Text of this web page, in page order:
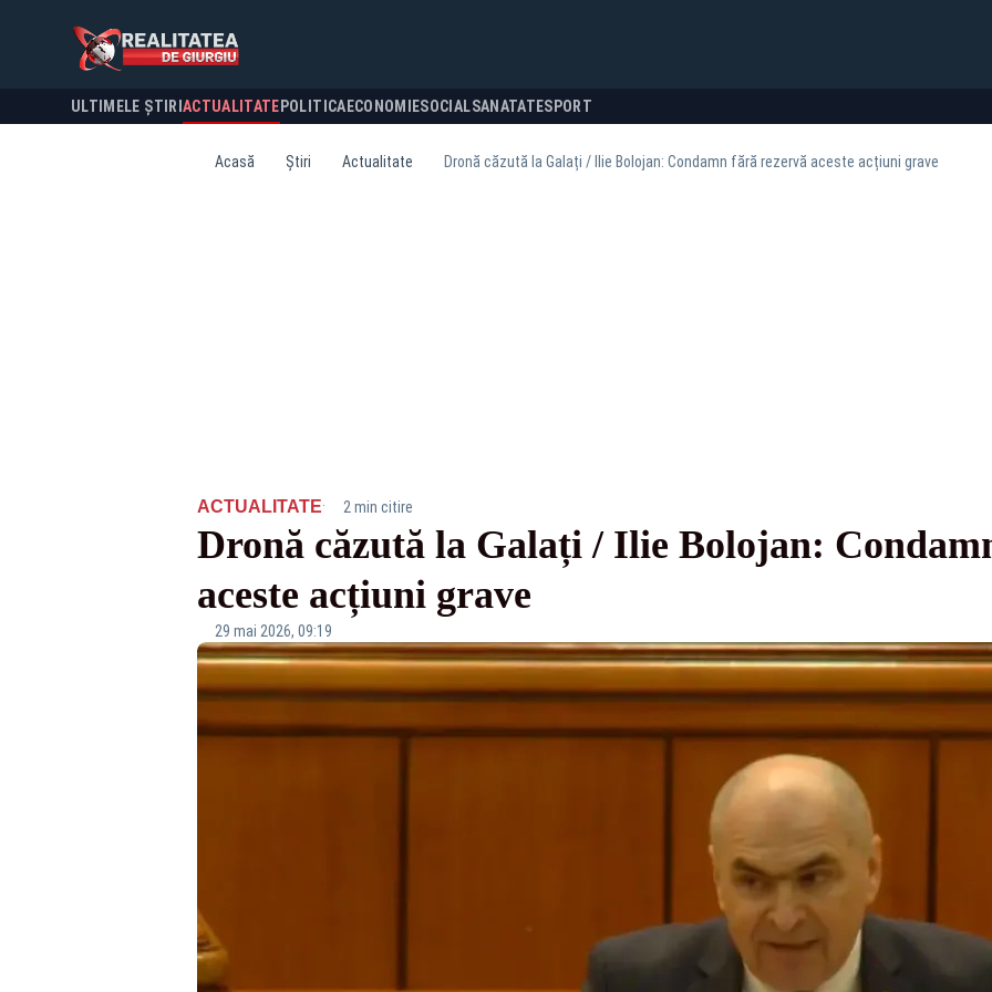
ULTIMELE ȘTIRI ACTUALITATE POLITICA ECONOMIESOCIALSANATATESPORT
Acasă Știri Actualitate Dronă căzută la Galați / Ilie Bolojan: Condamn fără rezervă aceste acțiuni grave
ACTUALITATE· 2 min citire
Dronă căzută la Galați / Ilie Bolojan:
aceste acțiuni grave
29 mai 2026, 09:19